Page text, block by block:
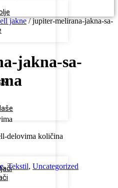
jakne/ jupiter-melirana-jakna-sa-
jakna-sa-
delovima količina
,Tekstil, Uncategorized